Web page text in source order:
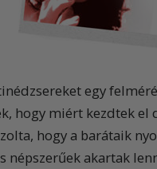
egy
hogy miért kezdtek el
hogy a barátaik
népszerűek akartak